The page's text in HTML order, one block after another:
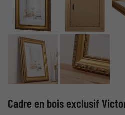
Cadre en bois exclusif